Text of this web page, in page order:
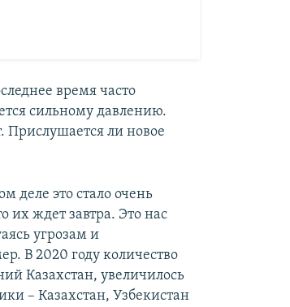
время часто
сильному давлению.
Прислушается ли новое
деле это стало очень
их ждет завтра. Это нас
угрозам и
В 2020 году количество
Казахстан, увеличилось
– Казахстан, Узбекистан